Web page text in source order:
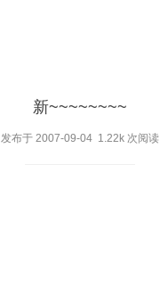
新~~~~~~~~
发布于 2007-09-04 1.22k 次阅读